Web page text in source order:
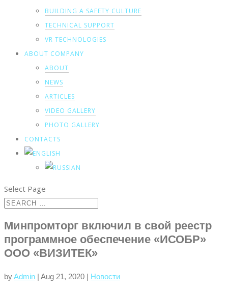
BUILDING A SAFETY CULTURE
TECHNICAL SUPPORT
VR TECHNOLOGIES
ABOUT COMPANY
ABOUT
NEWS
ARTICLES
VIDEO GALLERY
PHOTO GALLERY
CONTACTS
Select Page
Минпромторг включил в свой реестр
программное обеспечение «ИСОБР»
ООО «ВИЗИТЕК»
byAdmin | Aug 21, 2020 | Новости